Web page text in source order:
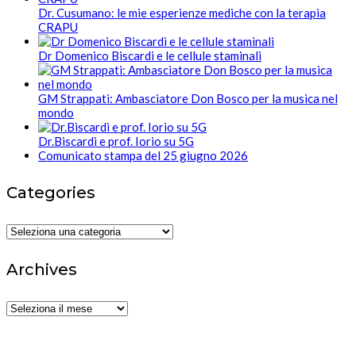
Dr. Cusumano: le mie esperienze mediche con la terapia
CRAPU
Dr Domenico Biscardi e le cellule staminali
GM Strappati: Ambasciatore Don Bosco per la musica nel
mondo
Dr.Biscardi e prof. Iorio su 5G
Comunicato stampa del 25 giugno 2026
Categories
Categories
Archives
Archives